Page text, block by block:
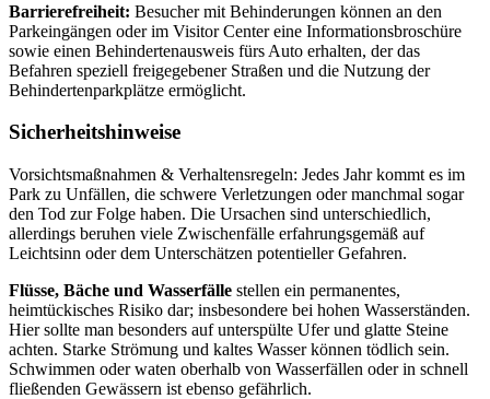
Barrierefreiheit: Besucher mit Behinderungen können an den
Parkeingängen oder im Visitor Center eine Informationsbroschüre
sowie einen Behindertenausweis fürs Auto erhalten, der das
Befahren speziell freigegebener Straßen und die Nutzung der
Behindertenparkplätze ermöglicht.
Sicherheitshinweise
Vorsichtsmaßnahmen & Verhaltensregeln: Jedes Jahr kommt es im
Park zu Unfällen, die schwere Verletzungen oder manchmal sogar
den Tod zur Folge haben. Die Ursachen sind unterschiedlich,
allerdings beruhen viele Zwischenfälle erfahrungsgemäß auf
Leichtsinn oder dem Unterschätzen potentieller Gefahren.
Flüsse, Bäche und Wasserfälle stellen ein permanentes,
heimtückisches Risiko dar; insbesondere bei hohen Wasserständen.
Hier sollte man besonders auf unterspülte Ufer und glatte Steine
achten. Starke Strömung und kaltes Wasser können tödlich sein.
Schwimmen oder waten oberhalb von Wasserfällen oder in schnell
fließenden Gewässern ist ebenso gefährlich.